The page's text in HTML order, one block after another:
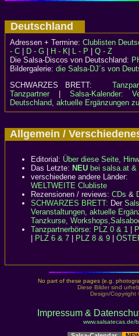
Deutschland
Adressen + Termine: Clublisten
- C
D - G H - K L - P
Q - Z
Die Salsa-Discos von Deutschland:
Bildergalerie: die Salsa-DJ´s von
SCHWARZES BRETT:
Tanzpartner| Salsa-Kalender:
Deutschland, aktuelle Ergänzungen
Allgemein /
Editorial: Über diese Seite,
Das Letzte: NEU bei salsa.at
verschiedene andere Länder:
WELTWEITE Clubliste
Rezensionen / reviews: CDs &
SCHWARZES BRETT: Der
Veranstaltungen, aktuelle
Tanzkurse,
Tanzpartnerbörse: PLZ 0 & 1
PLZ 6 & 7 PLZ 8 & 9
No part of these pages (e.g.
Diese Bilder sind
Design/Copyright
Impressum &
www.salsatecas.de/